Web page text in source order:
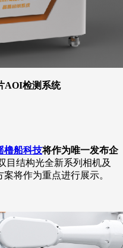
AOI检测系统
橹船科技将作为唯一发布企
目结构光全新系列相机及
将作为重点进行展示。